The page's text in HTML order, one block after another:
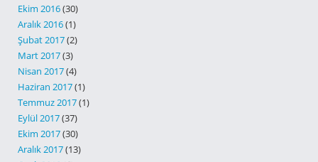
Ekim 2016(30)
Aralık 2016(1)
Şubat 2017(2)
Mart 2017(3)
Nisan 2017(4)
Haziran 2017(1)
Temmuz 2017(1)
Eylül 2017(37)
Ekim 2017(30)
Aralık 2017(13)